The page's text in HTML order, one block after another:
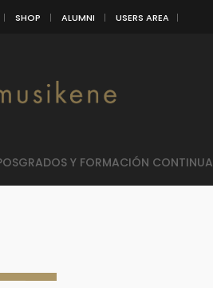
SHOP ALUMNI USERS AREA
Y FORMACIÓN CONTINUA